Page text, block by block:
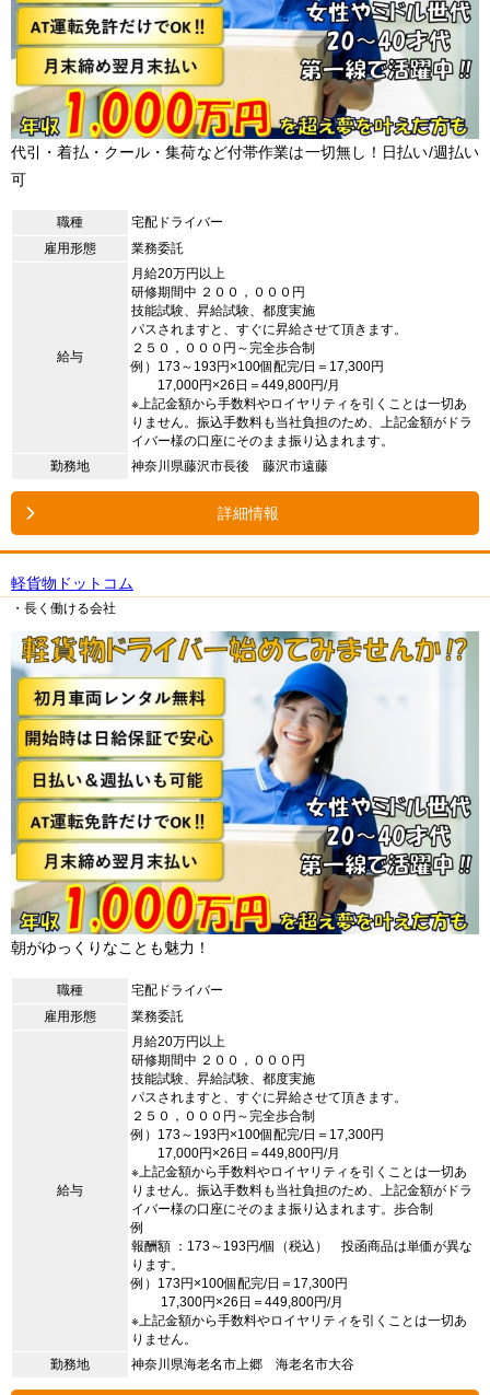
代引・着払・クール・集荷など付帯作業は一切無し！日払い/週払い
可
職種
宅配ドライバー
雇用形態
業務委託
給与
月給20万円以上
研修期間中 ２００，０００円
技能試験、昇給試験、都度実施
パスされますと、すぐに昇給させて頂きます。
２５０，０００円～完全歩合制
例）173～193円×100個配完/日＝17,300円
17,000円×26日＝449,800円/月
※上記金額から手数料やロイヤリティを引くことは一切あ
りません。振込手数料も当社負担のため、上記金額がドラ
イバー様の口座にそのまま振り込まれます。
勤務地
神奈川県藤沢市長後 藤沢市遠藤
詳細情報
軽貨物ドットコム
・長く働ける会社
朝がゆっくりなことも魅力！
職種
宅配ドライバー
雇用形態
業務委託
給与
月給20万円以上
研修期間中 ２００，０００円
技能試験、昇給試験、都度実施
パスされますと、すぐに昇給させて頂きます。
２５０，０００円～完全歩合制
例）173～193円×100個配完/日＝17,300円
17,000円×26日＝449,800円/月
※上記金額から手数料やロイヤリティを引くことは一切あ
りません。振込手数料も当社負担のため、上記金額がドラ
イバー様の口座にそのまま振り込まれます。歩合制
例
報酬額 ：173～193円/個（税込） 投函商品は単価が異な
ります。
例）173円×100個配完/日＝17,300円
17,300円×26日＝449,800円/月
※上記金額から手数料やロイヤリティを引くことは一切あ
りません。
勤務地
神奈川県海老名市上郷 海老名市大谷